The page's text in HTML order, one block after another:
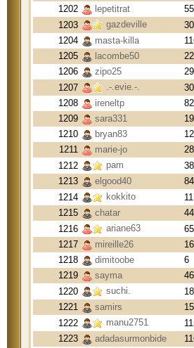
1202
lepetitrat
1203
gazdeville
1204
masta-killa
1205
lacombe50
1206
zipo25 29
1207
.-.evie.-.
1208
ireneltp
1209
sara331
1210
bryan83
1211
marie-jo
1212
pam
1213
elgood40
1214
kokkito
1215
chatar
1216
ariane63
1217
mireille26
1218
dimitoobe 6
1219
sayma
1220
suchi.
1221
samirs
1222
manu2751
1223
adadasurmonbide